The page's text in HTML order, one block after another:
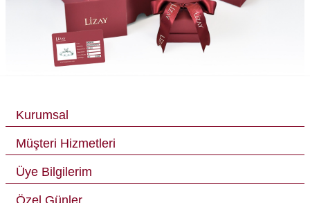
Kurumsal
Müşteri Hizmetleri
Üye Bilgilerim